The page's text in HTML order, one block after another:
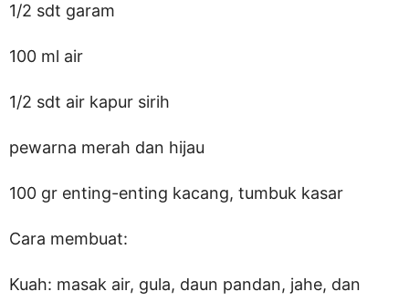
1/2 sdt garam
100 ml air
1/2 sdt air kapur sirih
pewarna merah dan hijau
100 gr enting-enting kacang, tumbuk kasar
Cara membuat:
Kuah: masak air, gula, daun pandan, jahe, dan